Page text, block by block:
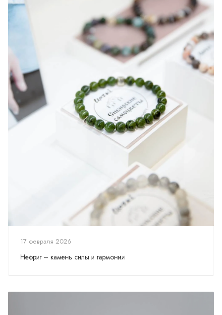
17 февраля 2026
Нефрит – камень силы и гармонии